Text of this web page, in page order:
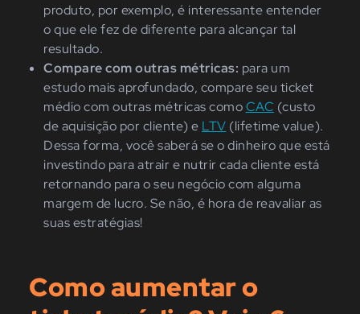
produto, por exemplo, é interessante entender
o que ele fez de diferente para alcançar tal
resultado.
Compare com outras métricas: para um
estudo mais aprofundado, compare seu ticket
médio com outras métricas comoCAC (custo
de aquisição por cliente) e LTV (lifetime value).
Dessa forma, você saberá se o dinheiro que está
investindo para atrair e nutrir cada cliente está
retornando para o seu negócio com alguma
margem de lucro. Se não, é hora de reavaliar as
suas estratégias!
Como aumentar o